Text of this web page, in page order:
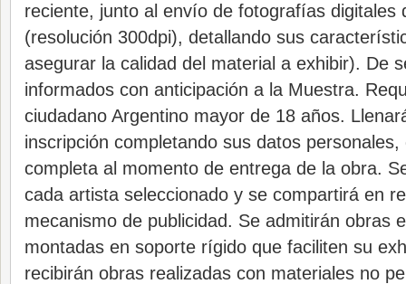
reciente, junto al envío de fotografías digitales
(resolución 300dpi), detallando sus
asegurar la calidad del material a exhibir). De
informados con anticipación a la Muestra.
ciudadano Argentino mayor de 18 años.
inscripción completando sus datos
completa al momento de entrega de la obra.
cada artista seleccionado y se compartirá en
mecanismo de publicidad. Se admitirán obras
montadas en soporte rígido que faciliten su
recibirán obras realizadas con materiales no